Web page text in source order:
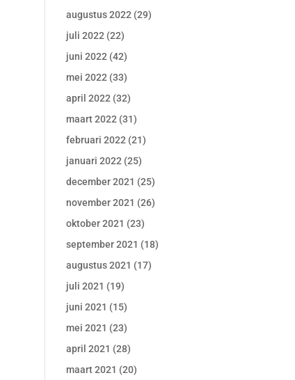
augustus 2022 (29)
juli 2022 (22)
juni 2022 (42)
mei 2022 (33)
april 2022 (32)
maart 2022 (31)
februari 2022 (21)
januari 2022 (25)
december 2021 (25)
november 2021 (26)
oktober 2021 (23)
september 2021 (18)
augustus 2021 (17)
juli 2021 (19)
juni 2021 (15)
mei 2021 (23)
april 2021 (28)
maart 2021 (20)